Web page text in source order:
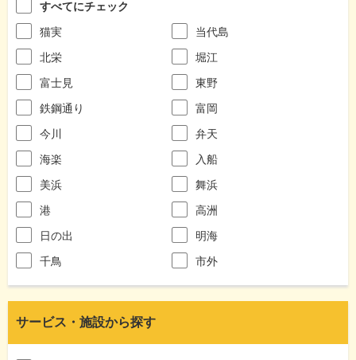
すべてにチェック
猫実
当代島
北栄
堀江
富士見
東野
鉄鋼通り
富岡
今川
弁天
海楽
入船
美浜
舞浜
港
高洲
日の出
明海
千鳥
市外
サービス・施設から探す